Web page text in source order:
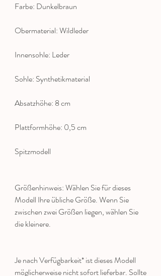
Farbe: Dunkelbraun
Obermaterial: Wildleder
Innensohle: Leder
Sohle: Synthetikmaterial
Absatzhöhe: 8 cm
Plattformhöhe: 0,5 cm
Spitzmodell
Größenhinweis: Wählen Sie für dieses
Modell Ihre übliche Größe. Wenn Sie
zwischen zwei Größen liegen, wählen Sie
die kleinere.
Je nach Verfügbarkeit* ist dieses Modell
möglicherweise nicht sofort lieferbar. Sollte